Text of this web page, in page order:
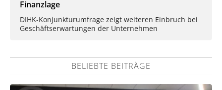
Finanzlage
DIHK-Konjunkturumfrage zeigt weiteren Einbruch bei
Geschäftserwartungen der Unternehmen
BELIEBTE BEITRÄGE